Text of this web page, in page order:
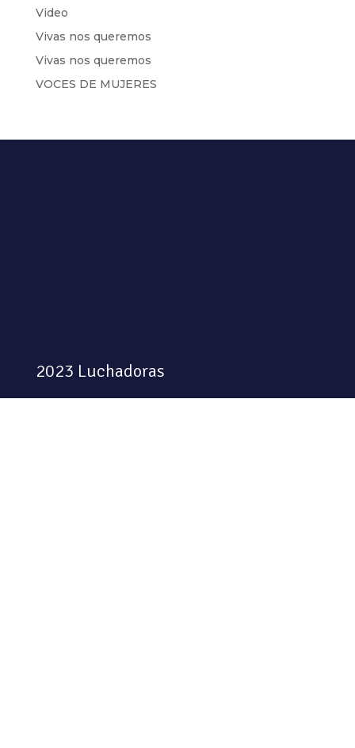
Video
Vivas nos queremos
Vivas nos queremos
VOCES DE MUJERES
2023 Luchadoras